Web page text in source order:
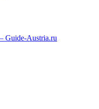
Austria.ru